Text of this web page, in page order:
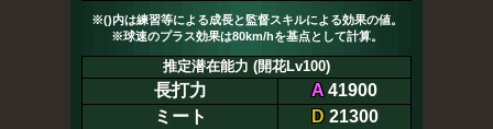
※()内は練習等による成長と監督スキルによる効果の値。
※球速のプラス効果は80km/hを基点として計算。
推定潜在能力 (開花Lv100)
長打力 A41900
ミート
D21300